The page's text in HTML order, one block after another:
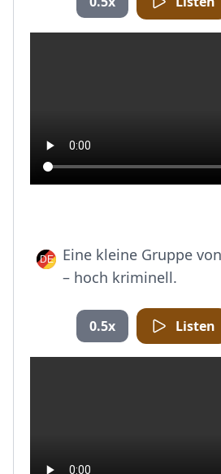
Eine kleine Gruppe
– hoch kriminell.
0.5x Listen